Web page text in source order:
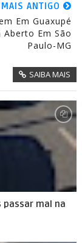
MAIS ANTIGO
Em Guaxupé
Em São
Paulo-MG
SAIBA MAIS
mal na